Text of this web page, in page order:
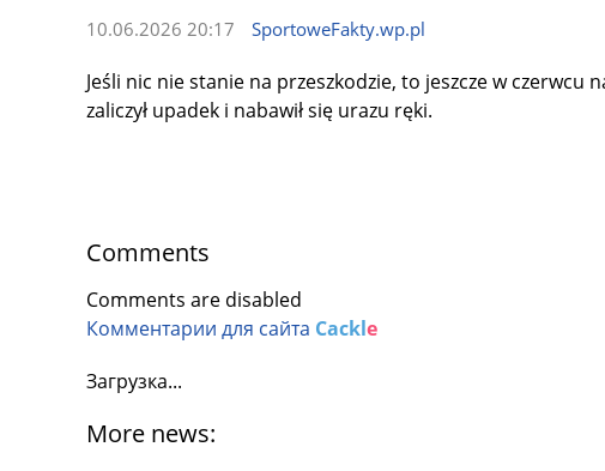
10.06.2026 20:17 SportoweFakty.wp.pl
Jeśli nic nie stanie na przeszkodzie, to jeszcze w
zaliczył upadek i nabawił się urazu ręki.
Comments
Comments are disabled
Комментарии для сайта Cackle
Загрузка...
More news: